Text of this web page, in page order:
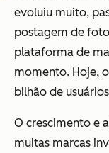
evoluiu muito,
postagem de
plataforma de
momento. Hoje,
bilhão de
O crescimento e
muitas marcas